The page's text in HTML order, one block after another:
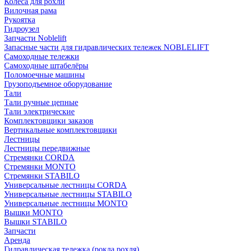
Вилочная рама
Рукоятка
Гидроузел
Запчасти Noblelift
Запасные части для гидравлических тележек NOBLELIFT
Самоходные тележки
Самоходные штабелёры
Поломоечные машины
Грузоподъемное оборудование
Тали
Тали ручные цепные
Тали электрические
Комплектовщики заказов
Вертикальные комплектовщики
Лестницы
Лестницы передвижные
Стремянки CORDA
Стремянки MONTO
Стремянки STABILO
Универсальные лестницы CORDA
Универсальные лестницы STABILO
Универсальные лестницы MONTO
Вышки MONTO
Вышки STABILO
Запчасти
Аренда
Гидравлическая тележка (рокла,рохля)